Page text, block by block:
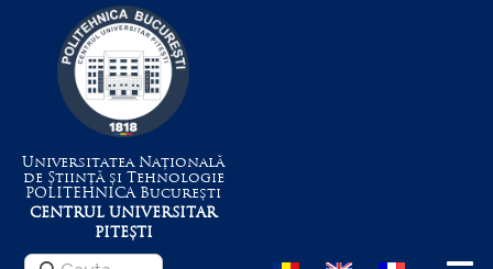
Universitatea Națională
de Știință și Tehnologie
POLITEHNICABucurești
CENTRUL UNIVERSITAR
PITEȘTI
Menu